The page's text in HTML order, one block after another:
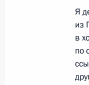
Я
из
в
по